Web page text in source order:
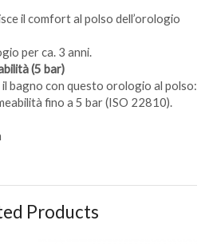
il comfort al polso dell’orologio
per ca. 3 anni.
(5 bar)
il bagno con questo orologio al polso:
fino a 5 bar (ISO 22810).
Products